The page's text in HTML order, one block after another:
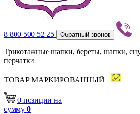
8 800 500 52 25 Обратный звонок
Трикотажные шапки, береты, шапки,
перчатки
ТОВАР МАРКИРОВАННЫЙ
0 позиций на
сумму 0